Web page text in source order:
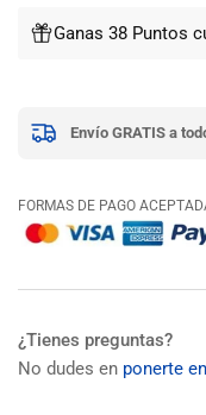
Para
Llave
Mx(Nq)
Austral
Ganas 38 Puntos
Envío GRATIS a
FORMAS DE PAGO
¿Tienes preguntas?
No dudes en ponerte